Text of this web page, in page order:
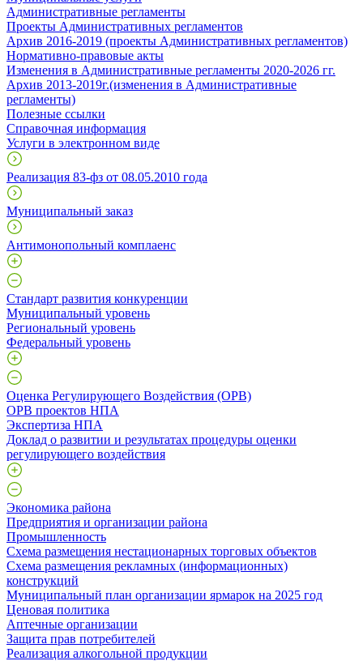
Административные регламенты
Проекты Административных регламентов
Архив 2016-2019 (проекты Административных регламентов)
Нормативно-правовые акты
Изменения в Административные регламенты 2020-2026 гг.
Архив 2013-2019г.(изменения в Административные
регламенты)
Полезные ссылки
Справочная информация
Услуги в электронном виде
Реализация 83-фз от 08.05.2010 года
Муниципальный заказ
Антимонопольный комплаенс
Стандарт развития конкуренции
Муниципальный уровень
Региональный уровень
Федеральный уровень
Оценка Регулирующего Воздействия (ОРВ)
ОРВ проектов НПА
Экспертиза НПА
Доклад о развитии и результатах процедуры оценки
регулирующего воздействия
Экономика района
Предприятия и организации района
Промышленность
Схема размещения нестационарных торговых объектов
Схема размещения рекламных (информационных)
конструкций
Муниципальный план организации ярмарок на 2025 год
Ценовая политика
Аптечные организации
Защита прав потребителей
Реализация алкогольной продукции